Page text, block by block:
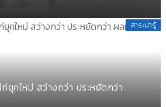
สาระน่ารู้
ยุคใหม่ สว่างกว่า ประหยัดกว่า